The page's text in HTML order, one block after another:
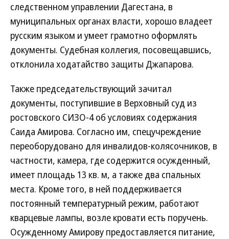
следственном управлении Дагестана, в
муниципальных органах власти, хорошо владеет
русским языком и умеет грамотно оформлять
документы. Судебная коллегия, посовещавшись,
отклонила ходатайство защиты Джапарова.
Также председательствующий зачитал
документы, поступившие в Верховный суд из
ростовского СИЗО-4 об условиях содержания
Саида Амирова. Согласно им, спецучреждение
переоборудовано для инвалидов-колясочников, в
частности, камера, где содержится осужденный,
имеет площадь 13 кв. м, а также два спальных
места. Кроме того, в ней поддерживается
постоянный температурный режим, работают
кварцевые лампы, возле кровати есть поручень.
Осужденному Амирову предоставляется питание,